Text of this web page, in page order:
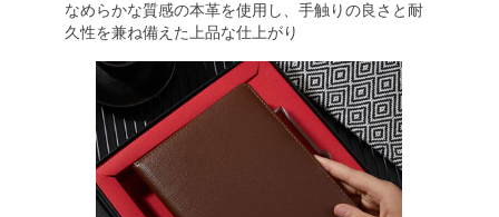
なめらかな質感の本革を使用し、手触りの良さと耐
久性を兼ね備えた上品な仕上がり